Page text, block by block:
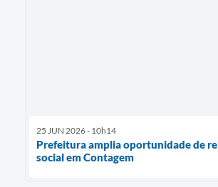
25 JUN 2026 - 10h14
Prefeitura amplia oportunidade de
social em Contagem